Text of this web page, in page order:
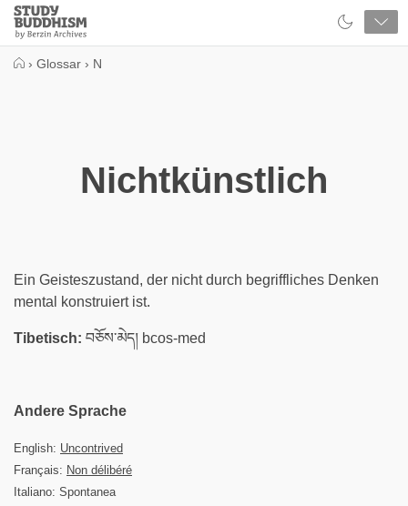
Close
Study
Buddhism
› Glossar › N
Nichtkünstlich
Ein Geisteszustand, der nicht durch begriffliches Denken
mental konstruiert ist.
Tibetisch: བཅོས་མེད། bcos-med
Andere Sprache
English: Uncontrived
Français: Non délibéré
Italiano: Spontanea